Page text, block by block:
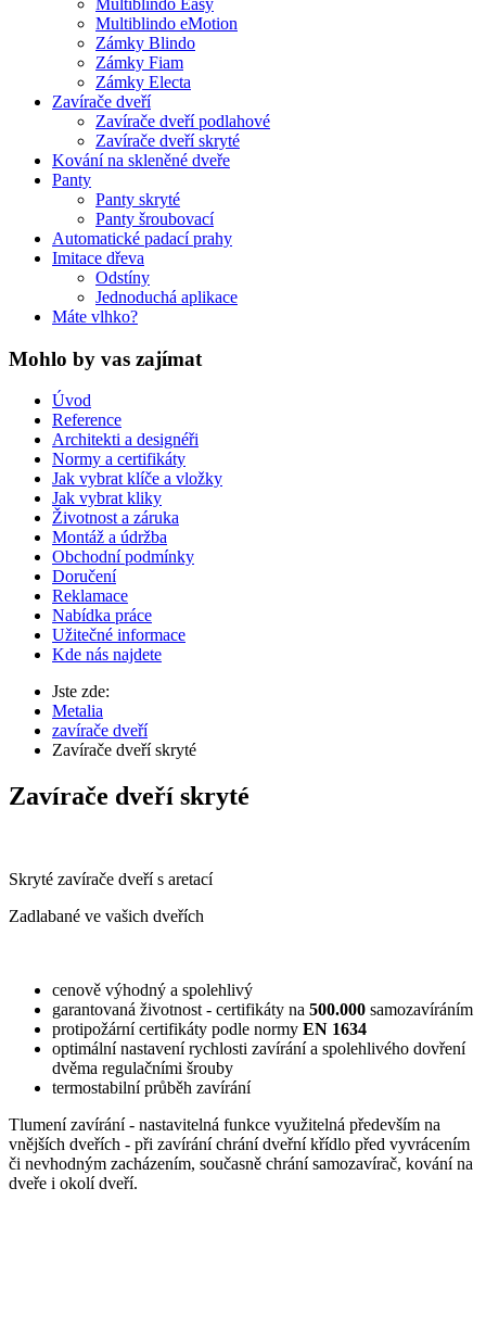
Multiblindo Easy
Multiblindo eMotion
Zámky Blindo
Zámky Fiam
Zámky Electa
Zavírače dveří
Zavírače dveří podlahové
Zavírače dveří skryté
Kování na skleněné dveře
Panty
Panty skryté
Panty šroubovací
Automatické padací prahy
Imitace dřeva
Odstíny
Jednoduchá aplikace
Máte vlhko?
Mohlo by vas zajímat
Úvod
Reference
Architekti a designéři
Normy a certifikáty
Jak vybrat klíče a vložky
Jak vybrat kliky
Životnost a záruka
Montáž a údržba
Obchodní podmínky
Doručení
Reklamace
Nabídka práce
Užitečné informace
Kde nás najdete
Jste zde:
Metalia
zavírače dveří
Zavírače dveří skryté
Zavírače dveří skryté
Skryté zavírače dveří s aretací
Zadlabané ve vašich dveřích
cenově výhodný a spolehlivý
garantovaná životnost - certifikáty na 500.000 samozavíráním
protipožární certifikáty podle normy EN 1634
optimální nastavení rychlosti zavírání a spolehlivého dovření
dvěma regulačními šrouby
termostabilní průběh zavírání
Tlumení zavírání - nastavitelná funkce využitelná především na
vnějších dveřích - při zavírání chrání dveřní křídlo před vyvrácením
či nevhodným zacházením, současně chrání samozavírač, kování na
dveře i okolí dveří.